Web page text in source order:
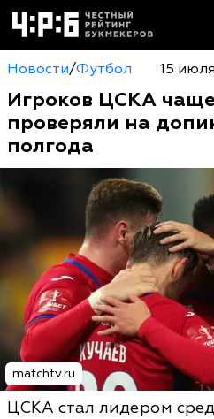
Новости/Футбол 15
Игроков ЦСКА
проверяли на
полгода
matchtv.ru
ЦСКА стал лидером